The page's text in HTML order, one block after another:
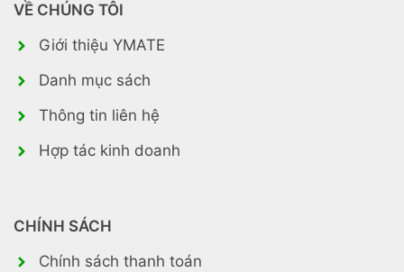
VỀ CHÚNG TÔI
Giới thiệu YMATE
Danh mục sách
Thông tin liên hệ
Hợp tác kinh doanh
CHÍNH SÁCH
Chính sách thanh toán